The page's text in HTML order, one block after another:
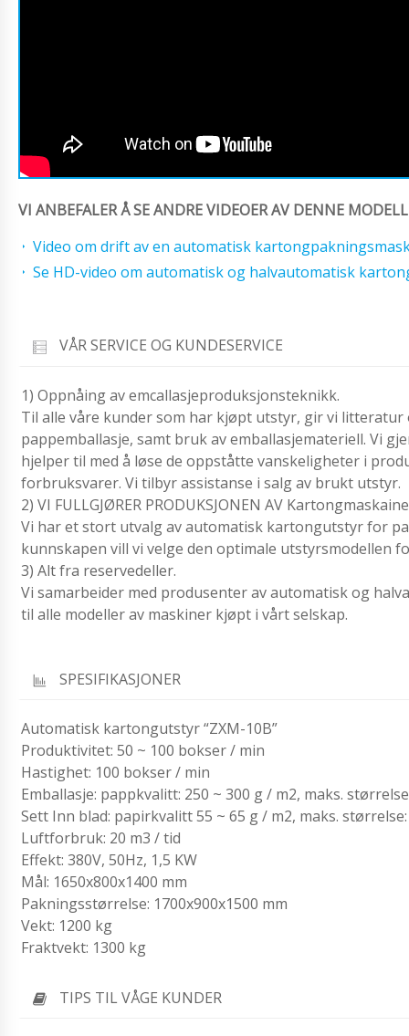
VI ANBEFALER Å SE ANDRE VIDEOER AV DENNE
Video om drift av en automatisk
Se HD-video om automatisk og halvautomatisk
VÅR SERVICE OG KUNDESERVICE
1) Oppnåing av emcallasjeproduksjonsteknikk.
Til alle våre kunder som har kjøpt utstyr, gir vi
pappemballasje, samt bruk av emballasjemateriell. Vi
hjelper til med å løse de oppståtte vanskeligheter i
forbruksvarer. Vi tilbyr assistanse i salg av brukt utstyr.
2) VI FULLGJØRER PRODUKSJONEN AV
Vi har et stort utvalg av automatisk kartongutstyr for
kunnskapen vill vi velge den optimale utstyrsmodellen
3) Alt fra reservedeller.
Vi samarbeider med produsenter av automatisk og
til alle modeller av maskiner kjøpt i vårt selskap.
SPESIFIKASJONER
Automatisk kartongutstyr “ZXM-10B”
Produktivitet: 50 ~ 100 bokser / min
Hastighet: 100 bokser / min
Emballasje: pappkvalitt: 250 ~ 300 g / m2, maks.
Sett Inn blad: papirkvalitt 55 ~ 65 g / m2, maks.
Luftforbruk: 20 m3 / tid
Effekt: 380V, 50Hz, 1,5 KW
Mål: 1650x800x1400 mm
Pakningsstørrelse: 1700x900x1500 mm
Vekt: 1200 kg
Fraktvekt: 1300 kg
TIPS TIL VÅGE KUNDER